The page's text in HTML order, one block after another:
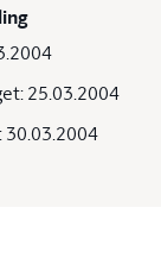
25.03.2004
30.03.2004